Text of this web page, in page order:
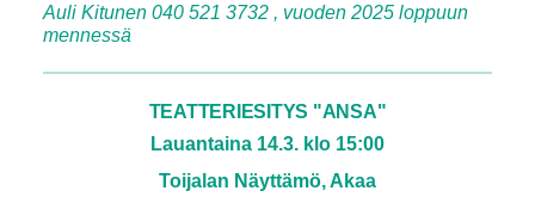
Auli Kitunen 040 521 3732 , vuoden 2025 loppuun
mennessä
TEATTERIESITYS "ANSA"
Lauantaina 14.3. klo 15:00
Toijalan Näyttämö, Akaa